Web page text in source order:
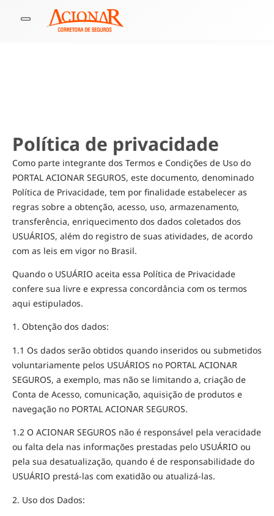
Política de privacidade
Como parte integrante dos Termos e Condições de Uso do
PORTAL ACIONAR SEGUROS, este documento, denominado
Política de Privacidade, tem por finalidade estabelecer as
regras sobre a obtenção, acesso, uso, armazenamento,
transferência, enriquecimento dos dados coletados dos
USUÁRIOS, além do registro de suas atividades, de acordo
com as leis em vigor no Brasil.
Quando o USUÁRIO aceita essa Política de Privacidade
confere sua livre e expressa concordância com os termos
aqui estipulados.
1. Obtenção dos dados:
1.1 Os dados serão obtidos quando inseridos ou submetidos
voluntariamente pelos USUÁRIOS no PORTAL ACIONAR
SEGUROS, a exemplo, mas não se limitando a, criação de
Conta de Acesso, comunicação, aquisição de produtos e
navegação no PORTAL ACIONAR SEGUROS.
1.2 O ACIONAR SEGUROS não é responsável pela veracidade
ou falta dela nas informações prestadas pelo USUÁRIO ou
pela sua desatualização, quando é de responsabilidade do
USUÁRIO prestá-las com exatidão ou atualizá-las.
2. Uso dos Dados: